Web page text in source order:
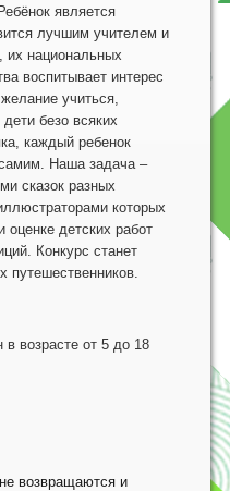
является
лучшим учителем и
их национальных
воспитывает интерес
учиться,
безо всяких
каждый ребенок
Наша задача –
сказок разных
которых
детских работ
Конкурс станет
путешественников.
возрасте от 5 до 18
возвращаются и